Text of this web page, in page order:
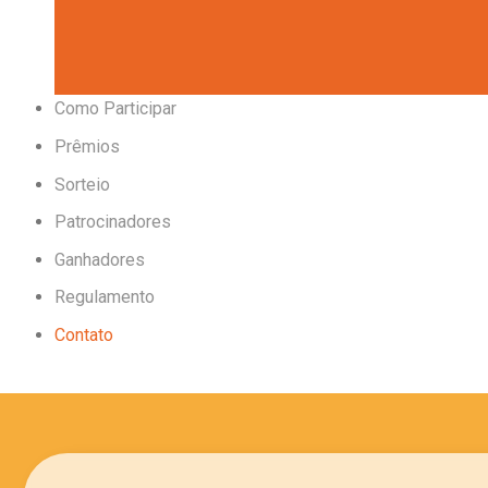
Como Participar
Prêmios
Sorteio
Patrocinadores
Ganhadores
Regulamento
Contato